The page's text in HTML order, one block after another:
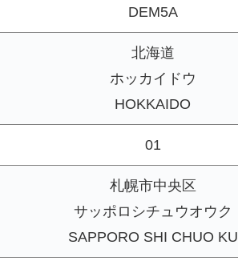
DEM5A
北海道
ホッカイドウ
HOKKAIDO
01
札幌市中央区
サッポロシチュウオウク
SAPPORO SHI CHUO KU